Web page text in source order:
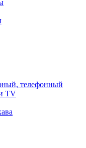
телефонный
TV